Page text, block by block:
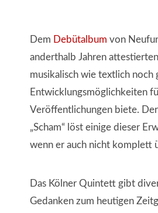
Dem Debütalbum von
anderthalb Jahren
musikalisch wie textlich noch
Entwicklungsmöglichkeiten
Veröffentlichungen biete.
„Scham“ löst einige dieser
wenn er auch nicht komplett
Das Kölner Quintett gibt
Gedanken zum heutigen